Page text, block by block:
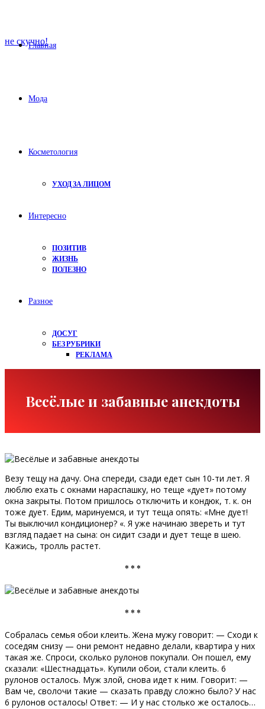
не скучно!
Главная
Мода
Косметология
УХОД ЗА ЛИЦОМ
Интересно
ПОЗИТИВ
ЖИЗНЬ
ПОЛЕЗНО
Разное
ДОСУГ
БЕЗ РУБРИКИ
РЕКЛАМА
Весёлые и забавные анекдоты
Везу тещу на дачу. Она спереди, сзади едет сын 10-ти лет. Я
люблю ехать с окнами нараспашку, но теще «дует» потому
окна закрыты. Потом пришлось отключить и кондюк, т. к. он
тоже дует. Едим, маринуемся, и тут теща опять: «Мне дует!
Ты выключил кондиционер? «. Я уже начинаю звереть и тут
взгляд падает на сына: он сидит сзади и дует теще в шею.
Кажись, тролль растет.
* * *
* * *
Собралась семья обои клеить. Жена мужу говорит: — Сходи к
соседям снизу — они ремонт недавно делали, квартира у них
такая же. Спроси, сколько рулонов покупали. Он пошел, ему
сказали: «Шестнадцать». Купили обои, стали клеить. 6
рулонов осталось. Муж злой, снова идет к ним. Говорит: —
Вам че, сволочи такие — сказать правду сложно было? У нас
6 рулонов осталось! Ответ: — И у нас столько же осталось…